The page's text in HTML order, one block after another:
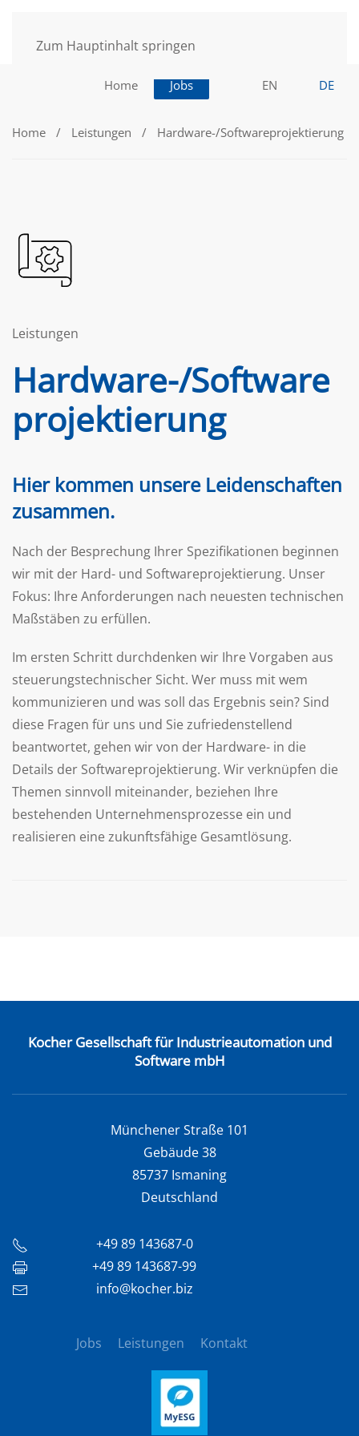
Zum Hauptinhalt springen
Home Jobs EN DE
Home Leistungen Hardware-/Softwareprojektierung
Leistungen
Hardware-/Software
projektierung
Hier kommen unsere Leidenschaften
zusammen.
Nach der Besprechung Ihrer Spezifikationen beginnen
wir mit der Hard- und Softwareprojektierung. Unser
Fokus: Ihre Anforderungen nach neuesten technischen
Maßstäben zu erfüllen.
Im ersten Schritt durchdenken wir Ihre Vorgaben aus
steuerungstechnischer Sicht. Wer muss mit wem
kommunizieren und was soll das Ergebnis sein? Sind
diese Fragen für uns und Sie zufriedenstellend
beantwortet, gehen wir von der Hardware- in die
Details der Softwareprojektierung. Wir verknüpfen die
Themen sinnvoll miteinander, beziehen Ihre
bestehenden Unternehmensprozesse ein und
realisieren eine zukunftsfähige Gesamtlösung.
Kocher Gesellschaft für Industrieautomation und
Software mbH
Münchener Straße 101
Gebäude 38
85737 Ismaning
Deutschland
+49 89 143687-0
+49 89 143687-99
info@kocher.biz
Jobs Leistungen Kontakt